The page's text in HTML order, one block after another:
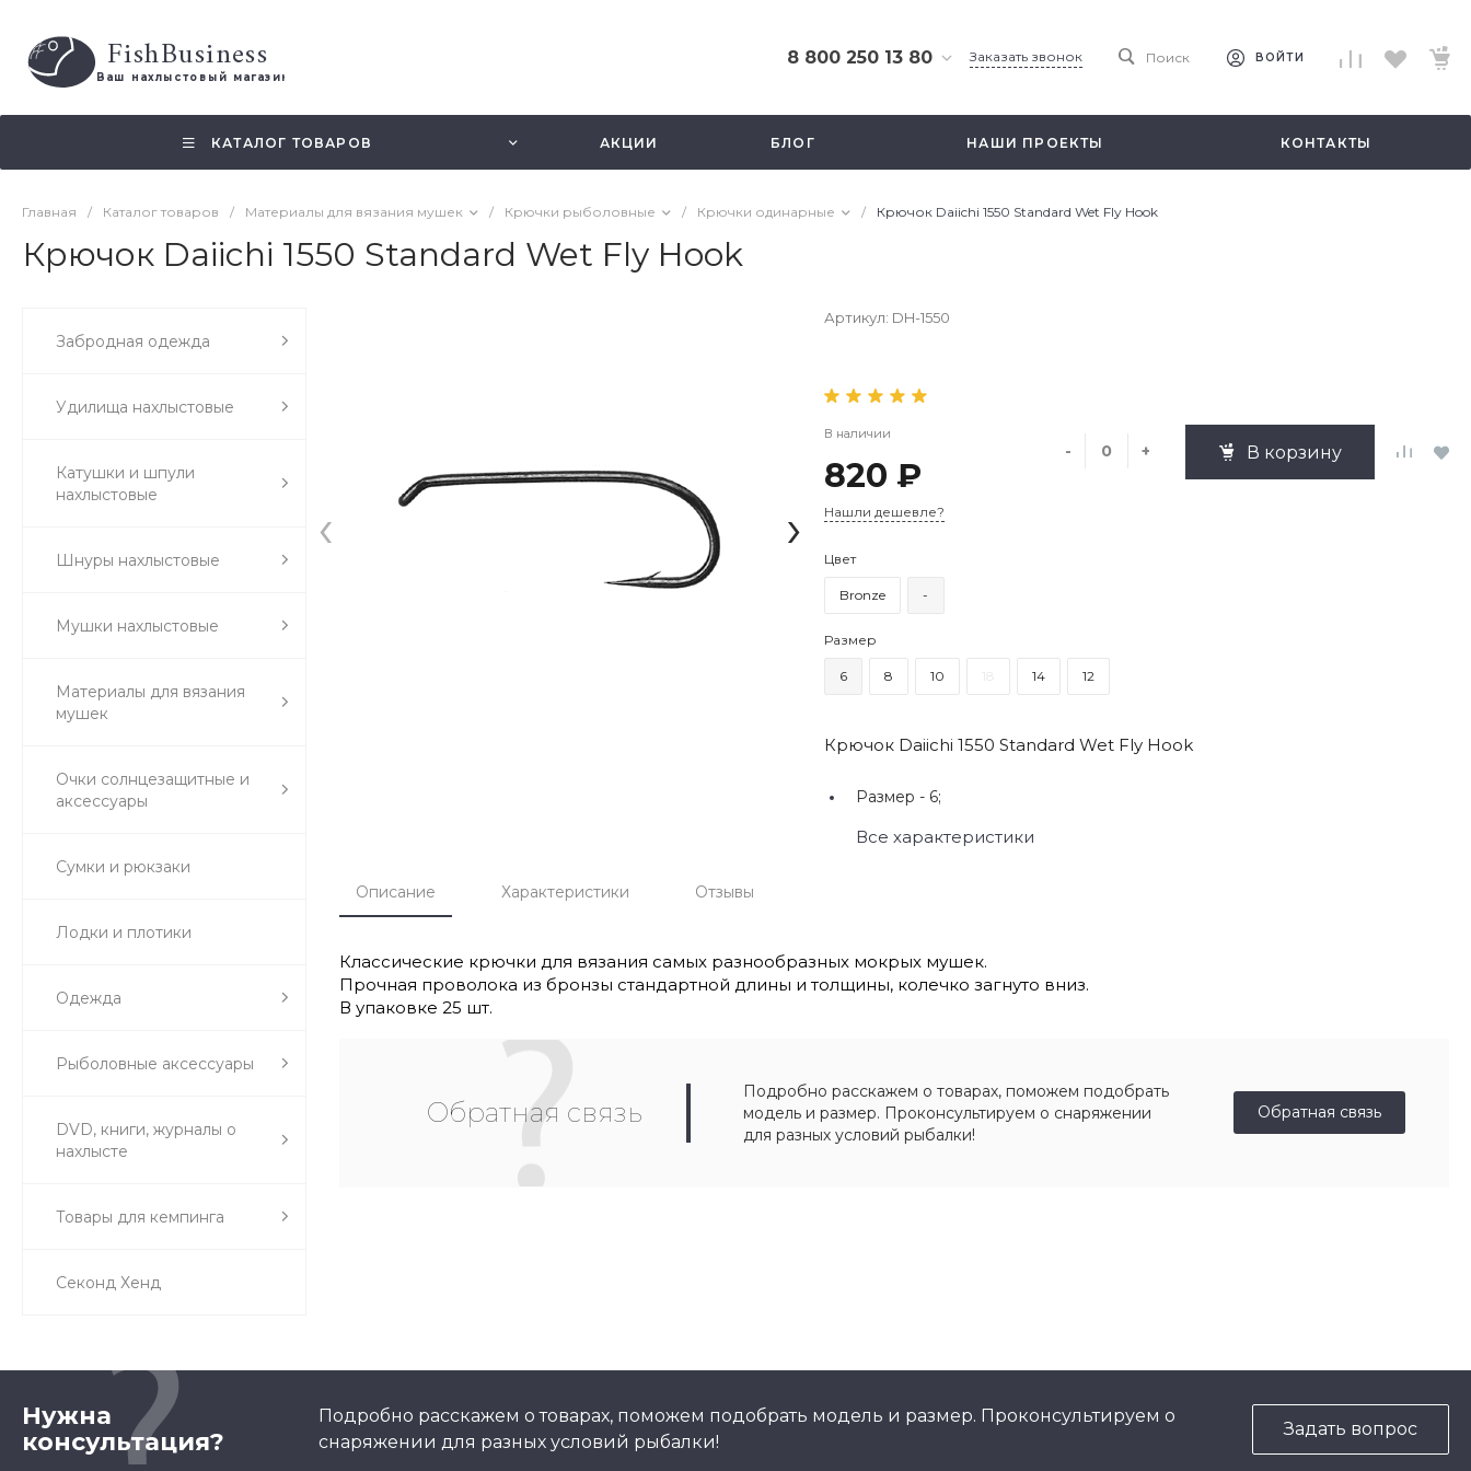
FishBusiness
Ваш нахлыстовый магазин
8 800 250 13 80
ул. Смольная 63б, этаж
2.5
info@fishbusinezz.ru
Заказать звонок Поиск ВОЙТИ
КАТАЛОГ ТОВАРОВ АКЦИИ БЛОГ НАШИ ПРОЕКТЫ КОНТАКТЫ
Главная / Каталог товаров / Материалы для вязания мушек / Крючки рыболовные / Крючки одинарные / Крючок Daiichi 1550 Standard Wet Fly Hook
Крючок Daiichi 1550 Standard Wet Fly Hook
Забродная одежда
Удилища нахлыстовые
Катушки и шпули
нахлыстовые
Шнуры нахлыстовые
Мушки нахлыстовые
Материалы для вязания
мушек
Очки солнцезащитные и
аксессуары
Сумки и рюкзаки
Лодки и плотики
Одежда
Рыболовные аксессуары
DVD, книги, журналы о
нахлысте
Товары для кемпинга
Секонд Хенд
‹ ›
Артикул: DH-1550
В наличии
820 ₽
- + В корзину
Нашли дешевле?
Цвет
Bronze -
Размер
6 8 10 14 12
Крючок Daiichi 1550 Standard Wet Fly Hook
Размер - 6;
Все характеристики
Описание Характеристики Отзывы
Классические крючки для вязания самых разнообразных мокрых мушек.
Прочная проволока из бронзы стандартной длины и толщины, колечко загнуто вниз.
В упаковке 25 шт.
Обратная связь
Подробно расскажем о товарах, поможем подобрать
модель и размер. Проконсультируем о снаряжении
для разных условий рыбалки!
Обратная связь
Нужна
консультация?
Подробно расскажем о товарах, поможем подобрать модель и размер. Проконсультируем о
снаряжении для разных условий рыбалки!
Задать вопрос